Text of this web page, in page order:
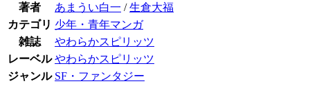
著者 あまうい白一 /生倉大福
カテゴリ 少年・青年マンガ
雑誌
やわらかスピリッツ
レーベル やわらかスピリッツ
ジャンル SF・ファンタジー